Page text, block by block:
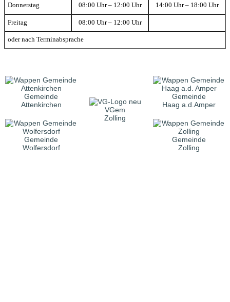
Donnerstag 08:00 Uhr – 12:00 Uhr 14:00 Uhr – 18:00 Uhr
Freitag 08:00 Uhr – 12:00 Uhr
oder nach Terminabsprache
Gemeinde
Attenkirchen
VGem
Zolling
Gemeinde
Haag a.d.Amper
Gemeinde
Wolfersdorf
Gemeinde
Zolling